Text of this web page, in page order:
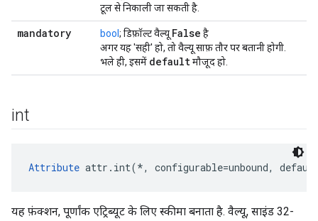
टूल से निकाली जा सकती है.
mandatory bool ; डिफ़ॉल्ट वैल्यू False है
अगर यह 'सही' हो, तो वैल्यू साफ़ तौर पर बतानी होगी.
भले ही, इसमें defaultमौजूद हो.
int
Attribute attr.int(*, configurable=unbound,
यह फ़ंक्शन, पूर्णांक एट्रिब्यूट के लिए स्कीमा बनाता है. वैल्यू, साइंड 32-